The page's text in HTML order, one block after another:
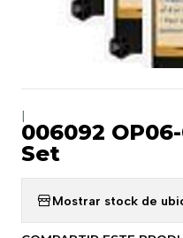
006092
Set
Mostrar stock de